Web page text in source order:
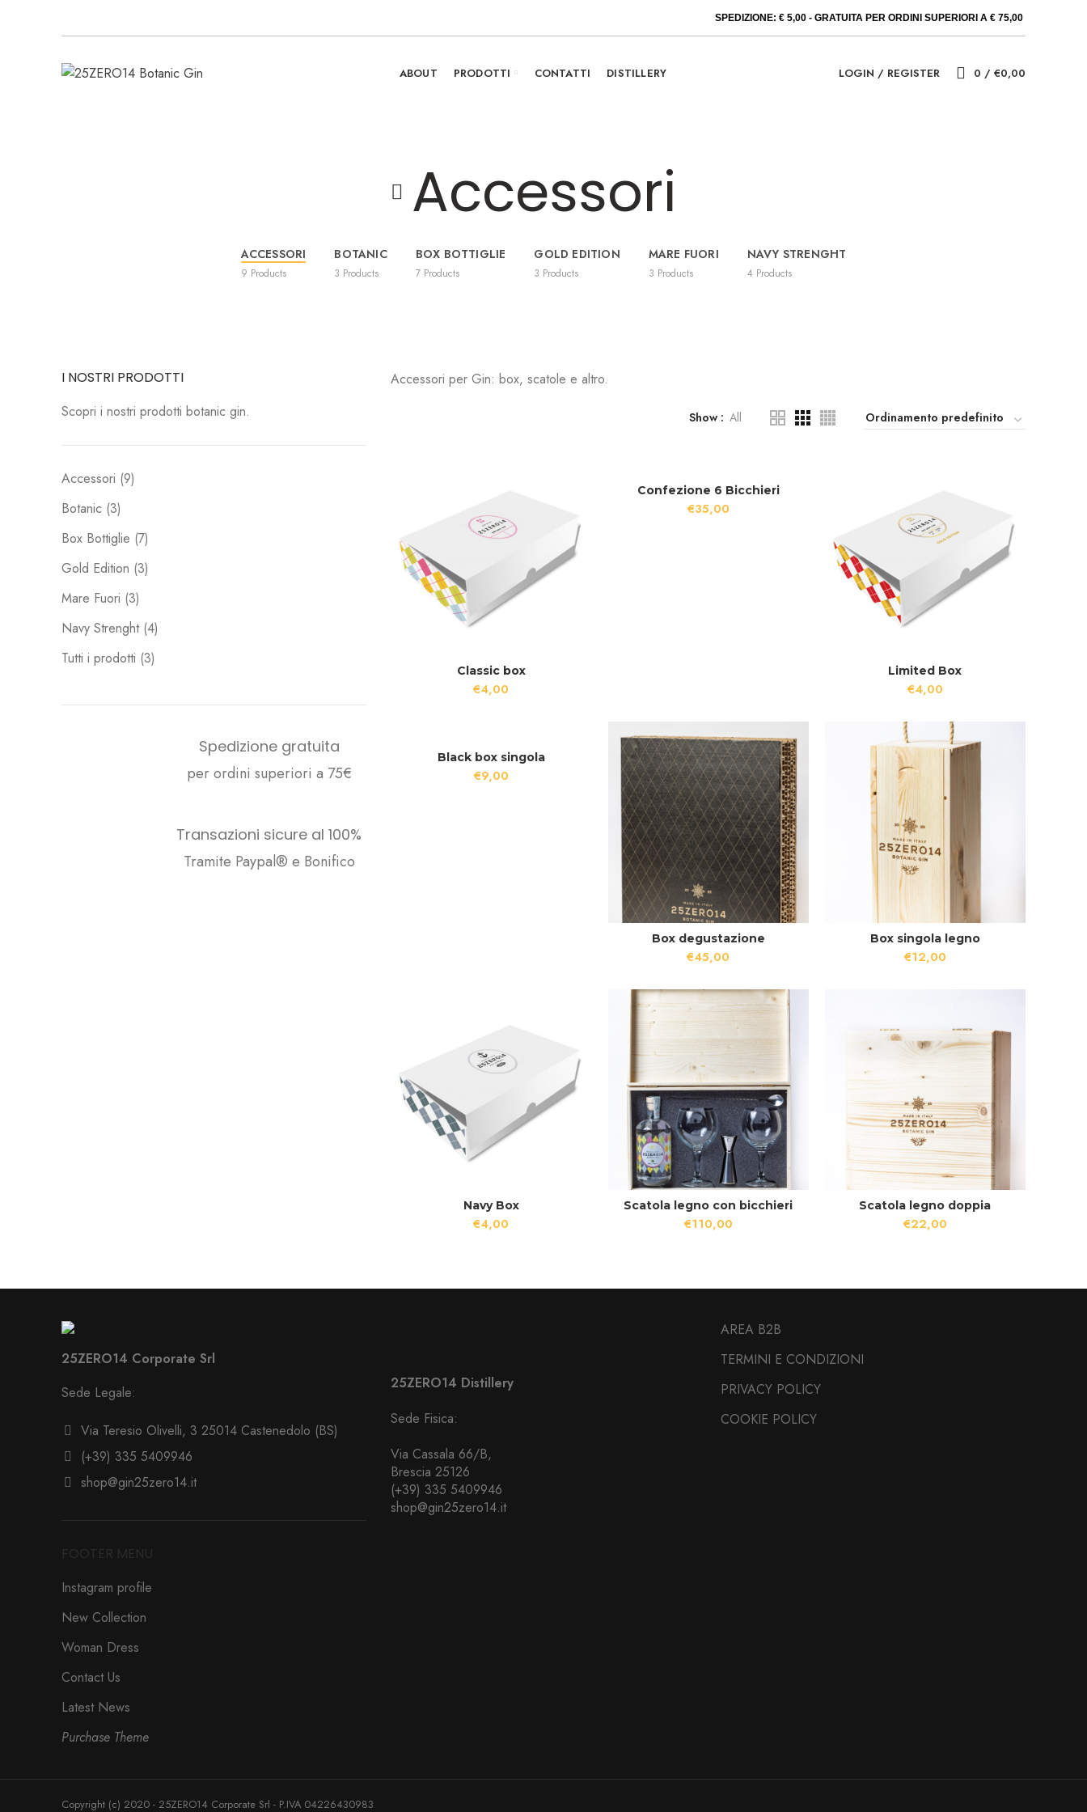
SPEDIZIONE: € 5,00 - GRATUITA PER ORDINI SUPERIORI A € 75,00
ABOUT PRODOTTI CONTATTI DISTILLERY LOGIN / REGISTER 0 / €0,00
Accessori
ACCESSORI
9 Products
BOTANIC
3 Products
BOX BOTTIGLIE
7 Products
GOLD EDITION
3 Products
MARE FUORI
3 Products
NAVY STRENGHT
4 Products
I NOSTRI PRODOTTI
Scopri i nostri prodotti botanic gin.
Accessori 99
Botanic 33
Box Bottiglie 77
Gold Edition 33
Mare Fuori 33
Navy Strenght 44
Tutti i prodotti 33
Spedizione gratuita
per ordini superiori a 75€
Transazioni sicure al 100%
Tramite Paypal® e Bonifico
Accessori per Gin: box, scatole e altro.
Show All
Classic box
€4,00
Confezione 6 Bicchieri
€35,00
Limited Box
€4,00
Black box singola
€9,00
Box degustazione
€45,00
Box singola legno
€12,00
Navy Box
€4,00
Scatola legno con bicchieri
€110,00
Scatola legno doppia
€22,00
25ZERO14 Corporate Srl
Sede Legale:
Via Teresio Olivelli, 3 25014 Castenedolo (BS)
(+39) 335 5409946
shop@gin25zero14.it
FOOTER MENU
Instagram profile
New Collection
Woman Dress
Contact Us
Latest News
Purchase Theme
25ZERO14 Distillery
Sede Fisica:
Via Cassala 66/B,
Brescia 25126
(+39) 335 5409946
shop@gin25zero14.it
AREA B2B
TERMINI E CONDIZIONI
PRIVACY POLICY
COOKIE POLICY
Copyright (c) 2020 - 25ZERO14 Corporate Srl - P.IVA 04226430983